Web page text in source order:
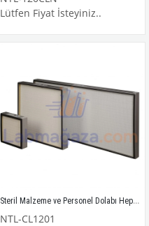
Lütfen Fiyat İsteyiniz..
Steril Malzeme ve Personel Dolabı Hepa Filtresi
NTL-CL1201